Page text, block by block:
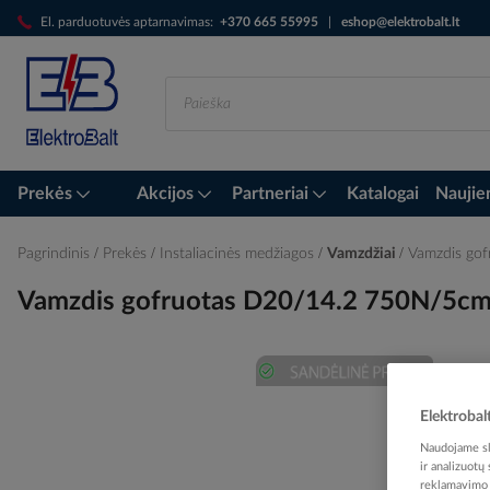
El. parduotuvės aptarnavimas: +370 665 55995 eshop@elektrobalt.lt
Skip
to
Content
Prekės Akcijos Partneriai Katalogai
Pagrindinis Prekės Instaliacinės medžiagos Vamzdžiai Vamzdis
Vamzdis gofruotas D20/14.2 750N/
Naudojame
ir analizuotų
reklamavimo